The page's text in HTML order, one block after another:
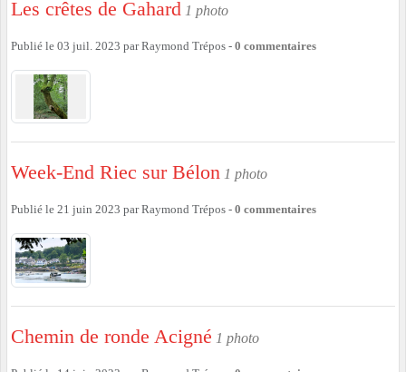
Les crêtes de Gahard 1 photo
Publié le 03 juil. 2023 parRaymond Trépos - 0 commentaires
Week-End Riec sur Bélon 1 photo
Publié le 21 juin 2023 parRaymond Trépos - 0 commentaires
Chemin de ronde Acigné 1 photo